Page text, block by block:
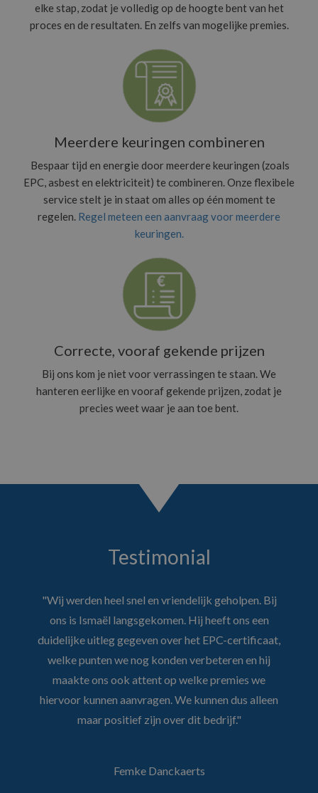
elke stap, zodat je volledig op de hoogte bent van het
proces en de resultaten. En zelfs van mogelijke premies.
Meerdere keuringen combineren
Bespaar tijd en energie door meerdere keuringen (zoals
EPC, asbest en elektriciteit) te combineren. Onze flexibele
service stelt je in staat om alles op één moment te
regelen. Regel meteen een aanvraag voor meerdere
keuringen.
Correcte, vooraf gekende prijzen
Bij ons kom je niet voor verrassingen te staan. We
hanteren eerlijke en vooraf gekende prijzen, zodat je
precies weet waar je aan toe bent.
Testimonial
"Wij werden heel snel en vriendelijk geholpen. Bij
ons is Ismaël langsgekomen. Hij heeft ons een
duidelijke uitleg gegeven over het EPC-certificaat,
welke punten we nog konden verbeteren en hij
maakte ons ook attent op welke premies we
hiervoor kunnen aanvragen. We kunnen dus alleen
maar positief zijn over dit bedrijf."
Femke Danckaerts